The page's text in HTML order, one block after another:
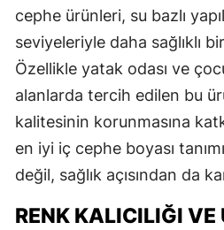
cephe ürünleri, su bazlı
seviyeleriyle daha sağlıklı
Özellikle yatak odası ve
alanlarda tercih edilen bu
kalitesinin korunmasına
en iyi iç cephe boyası
değil, sağlık açısından da
RENK KALICILIĞI VE